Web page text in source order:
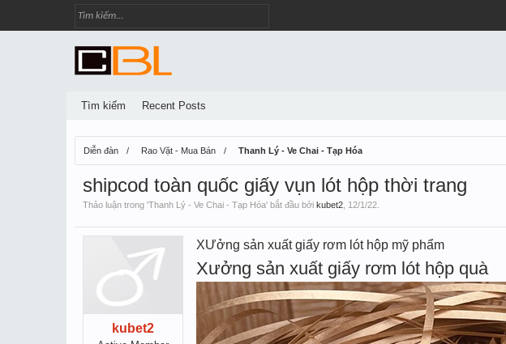
Diễn đàn Rao Vặt - Mua Bán Thanh Lý - Ve Chai - Tạp Hóa
shipcod toàn quốc giấy vụn lót hộp thời trang
Thảo luận trong 'Thanh Lý - Ve Chai - Tạp Hóa' bắt đầu bởi kubet2 12/1/22
kubet2
XƯởng sản xuất giấy rơm lót hộp mỹ phẩm
Xưởng sản xuất giấy rơm lót hộp quà
Tìm kiếm Recent Posts